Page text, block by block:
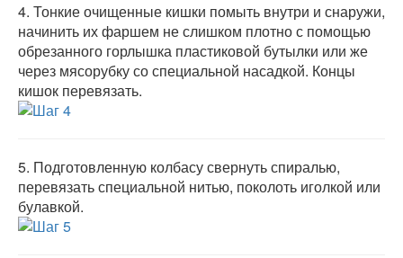
4. Тонкие очищенные кишки помыть внутри и снаружи,
начинить их фаршем не слишком плотно с помощью
обрезанного горлышка пластиковой бутылки или же
через мясорубку со специальной насадкой. Концы
кишок перевязать.
5. Подготовленную колбасу свернуть спиралью,
перевязать специальной нитью, поколоть иголкой или
булавкой.